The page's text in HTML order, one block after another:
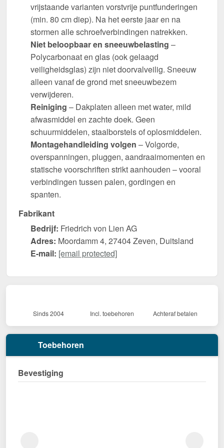
vrijstaande varianten vorstvrije puntfunderingen
(min. 80 cm diep). Na het eerste jaar en na
stormen alle schroefverbindingen natrekken.
Niet beloopbaar en sneeuwbelasting –
Polycarbonaat en glas (ook gelaagd
veiligheidsglas) zijn niet doorvalveilig. Sneeuw
alleen vanaf de grond met sneeuwbezem
verwijderen.
Reiniging – Dakplaten alleen met water, mild
afwasmiddel en zachte doek. Geen
schuurmiddelen, staalborstels of oplosmiddelen.
Montagehandleiding volgen – Volgorde,
overspanningen, pluggen, aandraaimomenten en
statische voorschriften strikt aanhouden – vooral
verbindingen tussen palen, gordingen en
spanten.
Fabrikant
Bedrijf: Friedrich von Lien AG
Adres: Moordamm 4, 27404 Zeven, Duitsland
E-mail: [email protected]
Sinds 2004 Incl. toebehoren Achteraf betalen
Toebehoren
Bevestiging